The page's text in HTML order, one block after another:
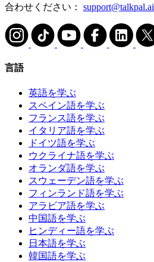
合わせください： support@talkpal.ai
言語
英語を学ぶ
スペイン語を学ぶ
フランス語を学ぶ
イタリア語を学ぶ
ドイツ語を学ぶ
ウクライナ語を学ぶ
オランダ語を学ぶ
スウェーデン語を学ぶ
フィンランド語を学ぶ
アラビア語を学ぶ
中国語を学ぶ
ヒンディー語を学ぶ
日本語を学ぶ
韓国語を学ぶ